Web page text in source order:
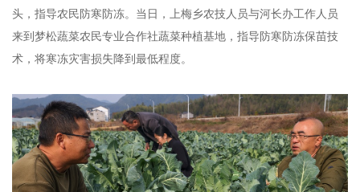
头，指导农民防寒防冻。当日，上梅乡农技人员与河长办工作人员
来到梦松蔬菜农民专业合作社蔬菜种植基地，指导防寒防冻保苗技
术，将寒冻灾害损失降到最低程度。